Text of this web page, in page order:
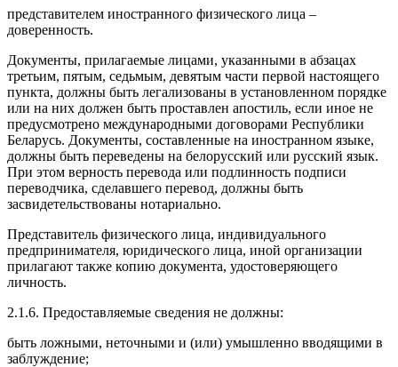
представителем иностранного физического лица –
доверенность.
Документы, прилагаемые лицами, указанными в абзацах
третьим, пятым, седьмым, девятым части первой настоящего
пункта, должны быть легализованы в установленном порядке
или на них должен быть проставлен апостиль, если иное не
предусмотрено международными договорами Республики
Беларусь. Документы, составленные на иностранном языке,
должны быть переведены на белорусский или русский язык.
При этом верность перевода или подлинность подписи
переводчика, сделавшего перевод, должны быть
засвидетельствованы нотариально.
Представитель физического лица, индивидуального
предпринимателя, юридического лица, иной организации
прилагают также копию документа, удостоверяющего
личность.
2.1.6. Предоставляемые сведения не должны:
быть ложными, неточными и (или) умышленно вводящими в
заблуждение;